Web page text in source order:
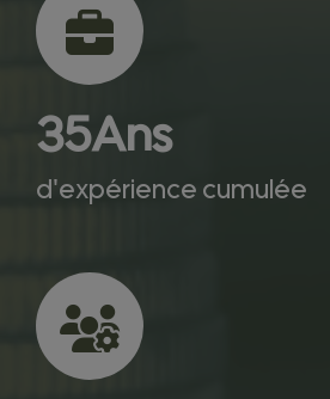
35Ans
d'expérience cumulée